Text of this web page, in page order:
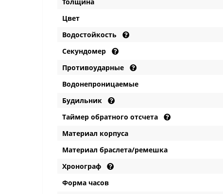
Цвет
Водостойкость
Секундомер
Противоударные
Водонепроницаемые
Будильник
Таймер обратного отсчета
Материал корпуса
Материал браслета/ремешка
Хронограф
Форма часов